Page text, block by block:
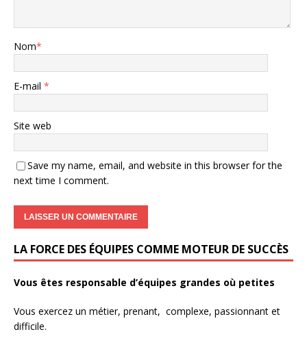
Nom*
E-mail *
Site web
Save my name, email, and website in this browser for the
next time I comment.
LA FORCE DES ÉQUIPES COMME MOTEUR DE SUCCÈS
Vous êtes responsable d’équipes grandes où petites
Vous exercez un métier, prenant, complexe, passionnant et
difficile.